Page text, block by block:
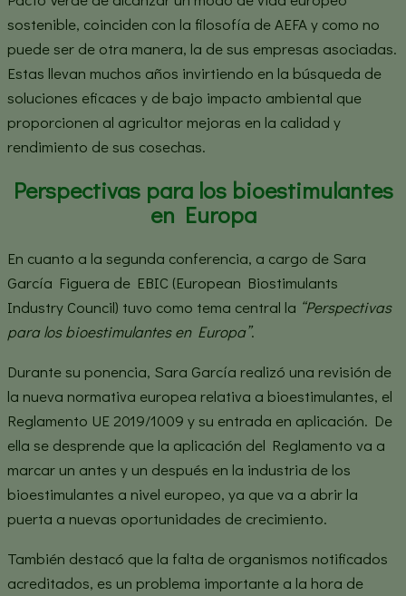
sostenible, coinciden con la filosofía de AEFA y como no
puede ser de otra manera, la de sus empresas asociadas.
Estas llevan muchos años invirtiendo en la búsqueda de
soluciones eficaces y de bajo impacto ambiental que
proporcionen al agricultor mejoras en la calidad y
rendimiento de sus cosechas.
Perspectivas para los bioestimulantes
en Europa
En cuanto a la segunda conferencia, a cargo de Sara
García Figuera de EBIC (European Biostimulants
Industry Council) tuvo como tema central la “Perspectivas
para los bioestimulantes en Europa”.
Durante su ponencia, Sara García realizó una revisión de
la nueva normativa europea relativa a bioestimulantes, el
Reglamento UE 2019/1009 y su entrada en aplicación. De
ella se desprende que la aplicación del Reglamento va a
marcar un antes y un después en la industria de los
bioestimulantes a nivel europeo, ya que va a abrir la
puerta a nuevas oportunidades de crecimiento.
También destacó que la falta de organismos notificados
acreditados, es un problema importante a la hora de